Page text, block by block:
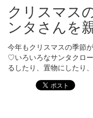
クリスマス
ンタさんを
今年もクリスマスの季節
♡いろいろなサンタクロ
るしたり、置物にしたり